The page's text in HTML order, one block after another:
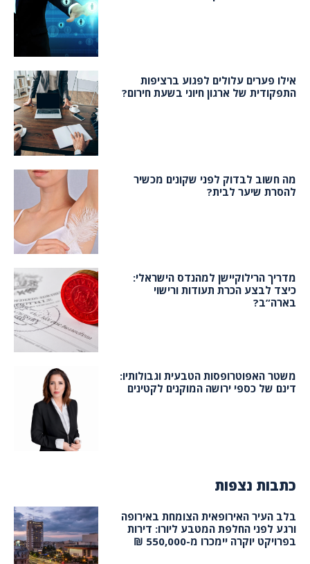
אילו פערים עלולים לפגוע ברציפות
התפקודית של ארגון חיוני בשעת חירום?
מה חשוב לבדוק לפני שקונים מכשיר
להסרת שיער לבית?
מדריך הרילוקיישן למהנדס הישראלי:
כיצד לבצע הכרת תעודות ורישוי
בארה”ב?
משטר האפוטרופסות הטבעית וגבולותיו:
דינם של כספי ירושה המוקנים לקטינים
כתבות נצפות
בלב העיר האירופאית הצומחת באירופה
ורגע לפני החלפת המטבע ליורו: דירות
בפרויקט יוקרה יימכרו מ-550,000 ₪